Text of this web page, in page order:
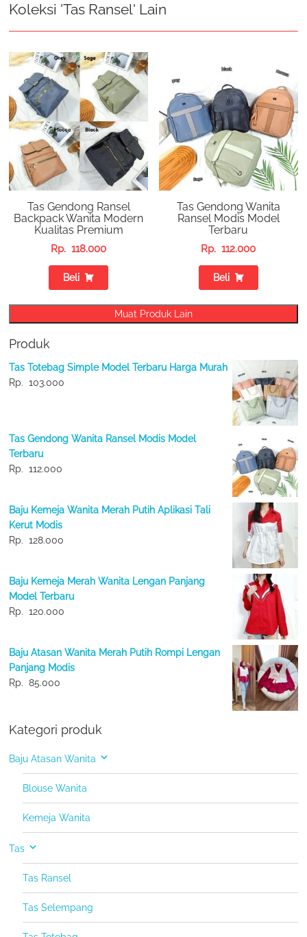
Koleksi 'Tas Ransel' Lain
Tas Gendong Ransel
Backpack Wanita Modern
Kualitas Premium
Rp. 118.000
Beli
Tas Gendong Wanita
Ransel Modis Model
Terbaru
Rp. 112.000
Beli
Muat Produk Lain
Produk
Tas Totebag Simple Model Terbaru Harga Murah
Rp. 103.000
Tas Gendong Wanita Ransel Modis Model
Terbaru
Rp. 112.000
Baju Kemeja Wanita Merah Putih Aplikasi Tali
Kerut Modis
Rp. 128.000
Baju Kemeja Merah Wanita Lengan Panjang
Model Terbaru
Rp. 120.000
Baju Atasan Wanita Merah Putih Rompi Lengan
Panjang Modis
Rp. 85.000
Kategori produk
Baju Atasan Wanita
Blouse Wanita
Kemeja Wanita
Tas
Tas Ransel
Tas Selempang